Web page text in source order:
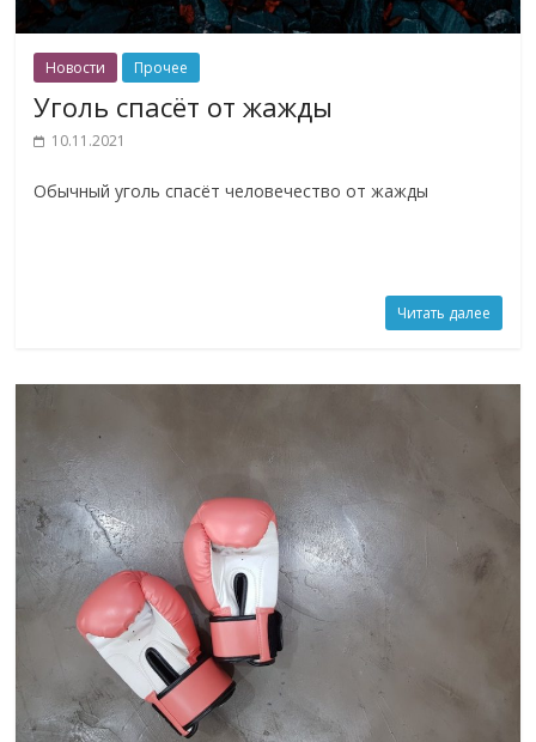
Новости Прочее
Уголь спасёт от жажды
10.11.2021
Обычный уголь спасёт человечество от жажды
Читать далее